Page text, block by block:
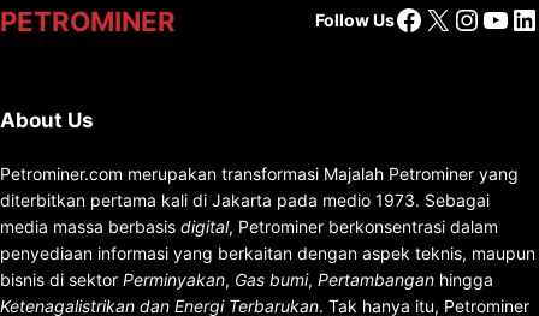
PETROMINER Follow UsFacebook
X
About Us
Petrominer.com merupakan transformasi Majalah Petrominer yang
diterbitkan pertama kali di Jakarta pada medio 1973. Sebagai
media massa berbasis digital, Petrominer berkonsentrasi dalam
penyediaan informasi yang berkaitan dengan aspek teknis, maupun
bisnis di sektor Perminyakan, Gas bumi, Pertambangan hingga
Ketenagalistrikan dan Energi Terbarukan. Tak hanya itu, Petrominer